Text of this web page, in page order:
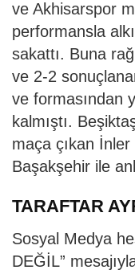
ve Akhisarspor
performansla
sakattı. Buna
ve 2-2
ve formasından
kalmıştı.
maça çıkan
Başakşehir ile
TARAFTAR
Sosyal Medya
DEĞİL”